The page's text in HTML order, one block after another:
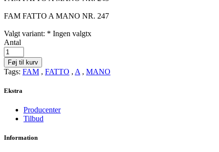
FAM FATTO A MANO NR. 247
Valgt variant: * Ingen valgtx
Antal
Føj til kurv
Tags: FAM , FATTO , A , MANO
Ekstra
Producenter
Tilbud
Information